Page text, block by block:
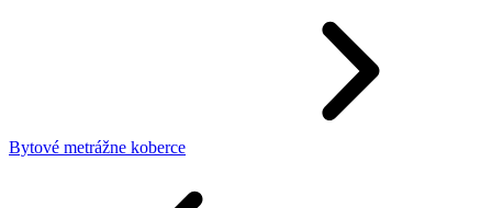
Bytové metrážne koberce